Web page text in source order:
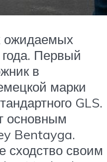
ожидаемых
Первый
в
марки
GLS.
основным
Bentayga.
сходство своим